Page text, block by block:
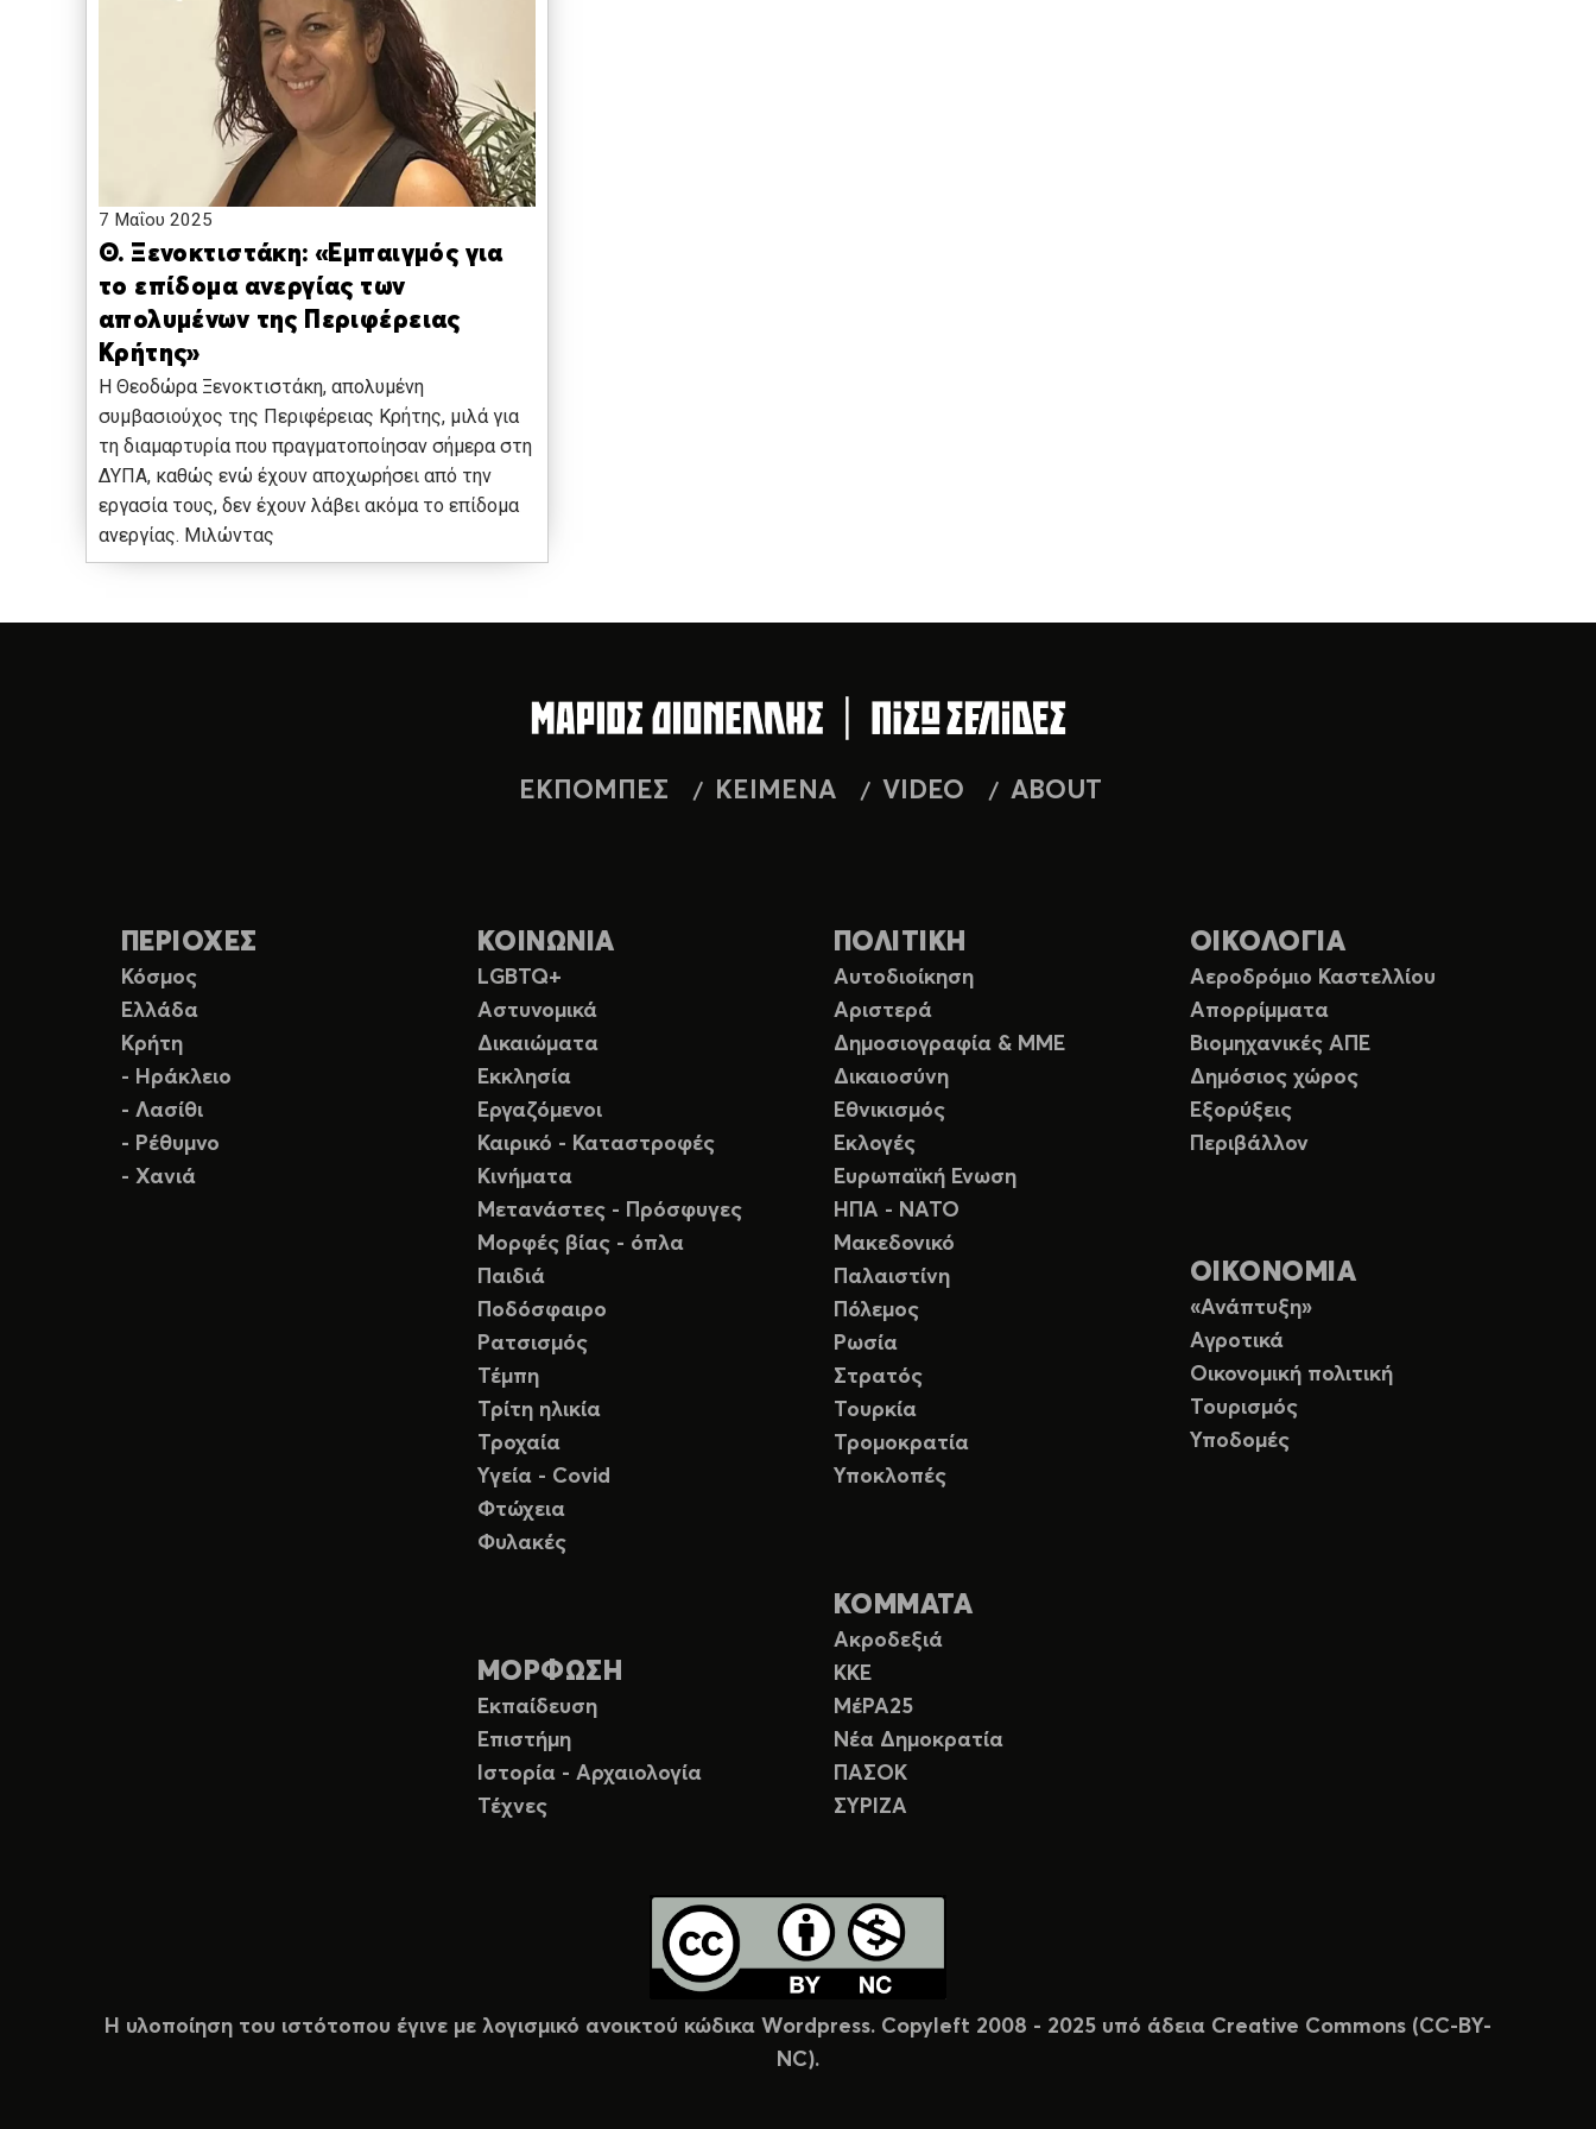
7 Μαΐου 2025
Θ. Ξενοκτιστάκη: «Εμπαιγμός για
το επίδομα ανεργίας των
απολυμένων της Περιφέρειας
Κρήτης»
Η Θεοδώρα Ξενοκτιστάκη, απολυμένη
συμβασιούχος της Περιφέρειας Κρήτης, μιλά για
τη διαμαρτυρία που πραγματοποίησαν σήμερα στη
ΔΥΠΑ, καθώς ενώ έχουν αποχωρήσει από την
εργασία τους, δεν έχουν λάβει ακόμα το επίδομα
ανεργίας. Μιλώντας
ΕΚΠΟΜΠΕΣ ΚΕΙΜΕΝΑ VIDEO ABOUT
ΠΕΡΙΟΧΕΣ
Κόσμος
Ελλάδα
Κρήτη
- Ηράκλειο
- Λασίθι
- Ρέθυμνο
- Χανιά
ΚΟΙΝΩΝΙΑ
LGBTQ+
Αστυνομικά
Δικαιώματα
Εκκλησία
Εργαζόμενοι
Καιρικό - Καταστροφές
Κινήματα
Μετανάστες - Πρόσφυγες
Μορφές βίας - όπλα
Παιδιά
Ποδόσφαιρο
Ρατσισμός
Τέμπη
Τρίτη ηλικία
Τροχαία
Υγεία - Covid
Φτώχεια
Φυλακές
ΜΟΡΦΩΣΗ
Εκπαίδευση
Επιστήμη
Ιστορία - Αρχαιολογία
Τέχνες
ΠΟΛΙΤΙΚΗ
Αυτοδιοίκηση
Αριστερά
Δημοσιογραφία & ΜΜΕ
Δικαιοσύνη
Εθνικισμός
Εκλογές
Ευρωπαϊκή Ενωση
ΗΠΑ - ΝΑΤΟ
Μακεδονικό
Παλαιστίνη
Πόλεμος
Ρωσία
Στρατός
Τουρκία
Τρομοκρατία
Υποκλοπές
ΚΟΜΜΑΤΑ
Ακροδεξιά
ΚΚΕ
ΜέΡΑ25
Νέα Δημοκρατία
ΠΑΣΟΚ
ΣΥΡΙΖΑ
ΟΙΚΟΛΟΓΙΑ
Αεροδρόμιο Καστελλίου
Απορρίμματα
Βιομηχανικές ΑΠΕ
Δημόσιος χώρος
Εξορύξεις
Περιβάλλον
ΟΙΚΟΝΟΜΙΑ
«Ανάπτυξη»
Αγροτικά
Οικονομική πολιτική
Τουρισμός
Υποδομές
Η υλοποίηση του ιστότοπου έγινε με λογισμικό ανοικτού κώδικα Wordpress. Copyleft 2008 - 2025 υπό άδεια Creative Commons (CC-BY-
NC).